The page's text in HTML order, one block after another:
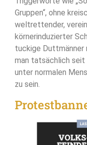
Gruppen“, ohne
weltrettender,
körnerinduzierter
tuckige
man tatsächlich seit
unter normalen
zu sein.